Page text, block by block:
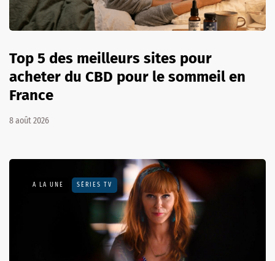
Top 5 des meilleurs sites pour
acheter du CBD pour le sommeil en
France
8 août 2026
A LA UNE SÉRIES TV